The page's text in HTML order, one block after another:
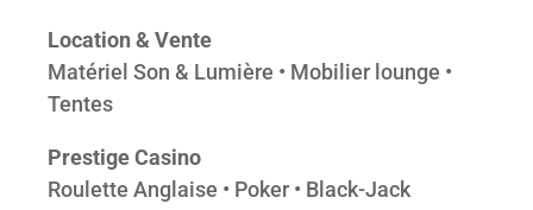
Location & Vente
Matériel Son & Lumière • Mobilier lounge •
Tentes
Prestige Casino
Roulette Anglaise • Poker • Black-Jack